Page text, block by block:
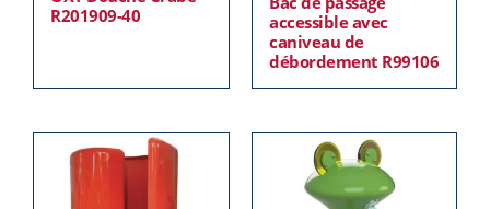
R201909-40
accessible avec
caniveau de
débordement R99106